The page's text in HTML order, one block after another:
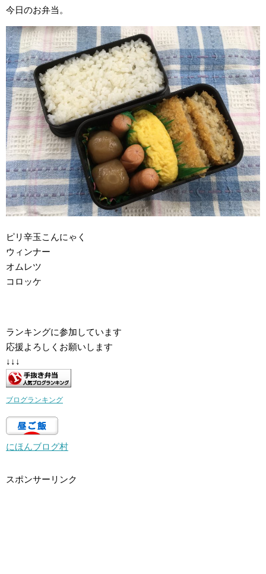
今日のお弁当。
ピリ辛玉こんにゃく
ウィンナー
オムレツ
コロッケ
ランキングに参加しています
応援よろしくお願いします
↓↓↓
ブログランキング
にほんブログ村
スポンサーリンク